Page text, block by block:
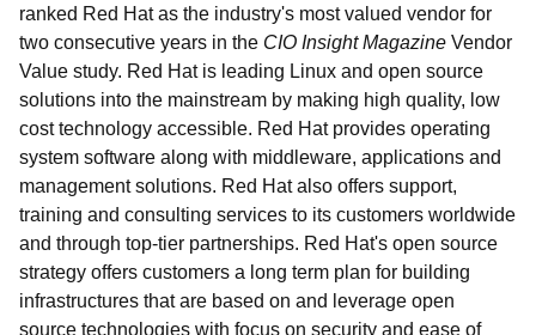
ranked Red Hat as the industry's most valued vendor for
two consecutive years in the CIO Insight Magazine Vendor
Value study. Red Hat is leading Linux and open source
solutions into the mainstream by making high quality, low
cost technology accessible. Red Hat provides operating
system software along with middleware, applications and
management solutions. Red Hat also offers support,
training and consulting services to its customers worldwide
and through top-tier partnerships. Red Hat's open source
strategy offers customers a long term plan for building
infrastructures that are based on and leverage open
source technologies with focus on security and ease of